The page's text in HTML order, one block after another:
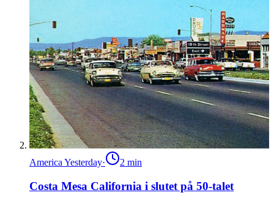
America Yesterday· 2 min
Costa Mesa California i slutet på 50-talet